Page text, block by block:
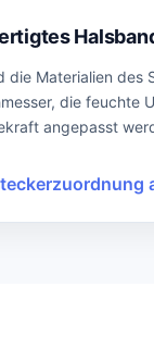
die Materialien des
die feuchte
angepasst